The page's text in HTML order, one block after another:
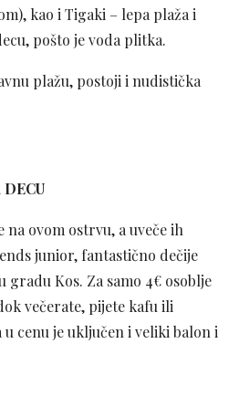
kao i Tigaki – lepa plaža i
pošto je voda plitka.
plažu, postoji i nudistička
na ovom ostrvu, a uveče ih
junior, fantastično dečije
gradu Kos. Za samo 4€ osoblje
večerate, pijete kafu ili
cenu je uključen i veliki balon i